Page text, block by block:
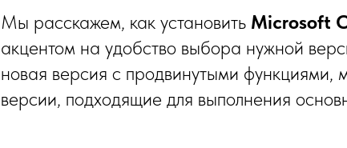
Мы расскажем, как установить Microsoft
акцентом на удобство выбора нужной
новая версия с продвинутыми
версии, подходящие для выполнения